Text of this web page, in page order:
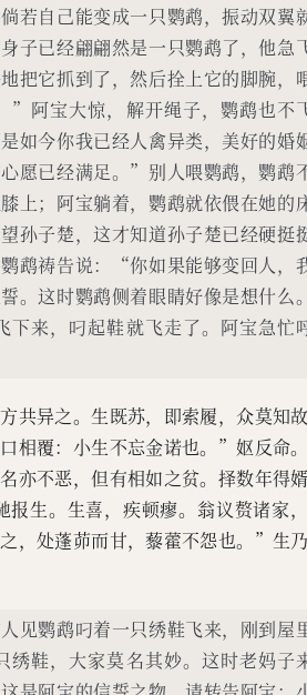
若自己能变成一只鹦鹉，振动双翼
子已经翩翩然是一只鹦鹉了，他急
把它抓到了，然后拴上它的脚腕，
”阿宝大惊，解开绳子，鹦鹉也不
如今你我已经人禽异类，美好的婚
愿已经满足。”别人喂鹦鹉，鹦鹉
上；阿宝躺着，鹦鹉就依偎在她的
孙子楚，这才知道孙子楚已经硬挺
鹉祷告说：“你如果能够变回人，
这时鹦鹉侧着眼睛好像是想什么。
下来，叼起鞋就飞走了。阿宝急忙
共异之。生既苏，即索履，众莫知故
相覆：小生不忘金诺也。”妪反命
亦不恶，但有相如之贫。择数年得
生。生喜，疾顿瘳。翁议赘诸家
，处蓬茆而甘，藜藿不怨也。”生
见鹦鹉叼着一只绣鞋飞来，刚到屋
绣鞋，大家莫名其妙。这时老妈子